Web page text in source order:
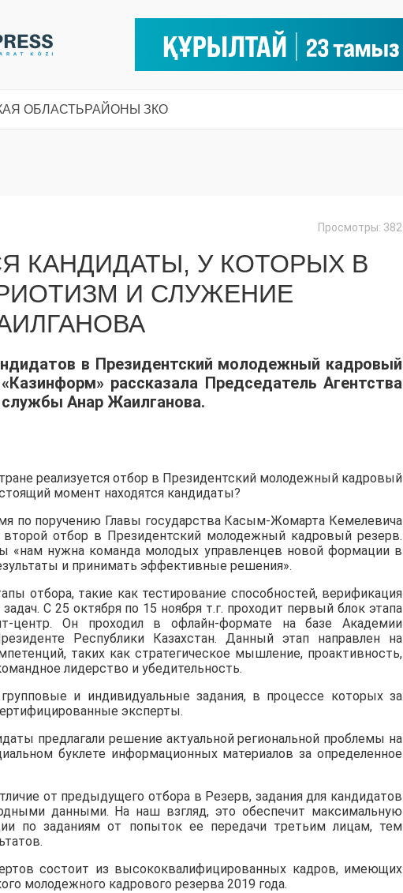
ОБЛАСТЬРАЙОНЫ ЗКО
Просмотры: 382
КАНДИДАТЫ, У КОТОРЫХ В
И СЛУЖЕНИЕ
в Президентский молодежный кадровый
рассказала Председатель Агентства
Анар Жаилганова.
реализуется отбор в Президентский молодежный кадровый
момент находятся кандидаты?
по поручению Главы государства Касым-Жомарта Кемелевича
второй отбор в Президентский молодежный кадровый резерв.
«нам нужна команда молодых управленцев новой формации в
и принимать эффективные решения».
отбора, такие как тестирование способностей, верификация
С 25 октября по 15 ноября т.г. проходит первый блок этапа
центр. Он проходил в офлайн-формате на базе Академии
Республики Казахстан. Данный этап направлен на
таких как стратегическое мышление, проактивность,
лидерство и убедительность.
и индивидуальные задания, в процессе которых за
эксперты.
предлагали решение актуальной региональной проблемы на
буклете информационных материалов за определенное
от предыдущего отбора в Резерв, задания для кандидатов
данными. На наш взгляд, это обеспечит максимальную
по заданиям от попыток ее передачи третьим лицам, тем
состоит из высококвалифицированных кадров, имеющих
молодежного кадрового резерва 2019 года.